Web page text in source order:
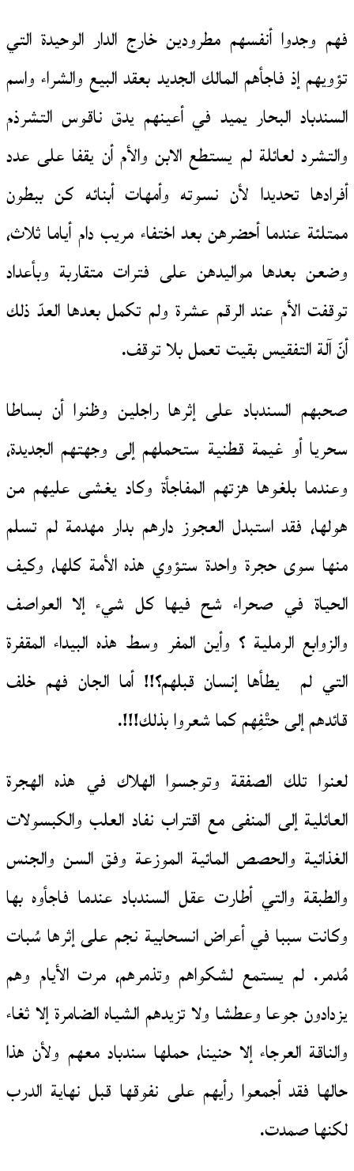
فهم وجدوا أنفسهم مطرودين خارج الدار الوحيدة التي
تؤويهم إذ فاجأهم المالك الجديد بعقد البيع والشراء واسم
السندباد البحار يميد في أعينهم يدق ناقوس التشرذم
والتشرد لعائلة لم يستطع الابن والأم أن يقفا على عدد
أفرادها تحديدا لأن نسوته وأمهات أبنائه كن ببطون
ممتلئة عندما أحضرهن بعد اختفاء مريب دام أياما ثلاث،
وضعن بعدها مواليدهن على فترات متقاربة وبأعداد
توقفت الأم عند الرقم عشرة ولم تكمل بعدها العدّ ذلك
أنّ آلة التفقيس بقيت تعمل بلا توقف.
صحبهم السندباد على إثرها راجلين وظنوا أن بساطا
سحريا أو غيمة قطنية ستحملهم إلى وجهتهم الجديدة،
وعندما بلغوها هزتهم المفاجأة وكاد يغشى عليهم من
هولها، فقد استبدل العجوز دارهم بدار مهدمة لم تسلم
منها سوى حجرة واحدة ستؤوي هذه الأمة كلها، وكيف
الحياة في صحراء شح فيها كل شيء إلا العواصف
والزوابع الرملية ؟ وأين المفر وسط هذه البيداء المقفرة
التي لم يطأها إنسان قبلهم؟!! أما الجان فهم خلف
قائدهم إلى حتْفِهم كما شعروا بذلك!!!.
لعنوا تلك الصفقة وتوجسوا الهلاك في هذه الهجرة
العائلية إلى المنفى مع اقتراب نفاد العلب والكبسولات
الغذائية والحصص المائية الموزعة وفق السن والجنس
والطبقة والتي أطارت عقل السندباد عندما فاجأوه بها
وكانت سببا في أعراض انسحابية نجم على إثرها سُبات
مُدمر. لم يستمع لشكواهم وتذمرهم، مرت الأيام وهم
يزدادون جوعا وعطشا ولا تزيدهم الشياه الضامرة إلا ثغاء
والناقة العرجاء إلا حنينا، حملها سندباد معهم ولأن هذا
حالها فقد أجمعوا رأيهم على نفوقها قبل نهاية الدرب
لكنها صمدت.